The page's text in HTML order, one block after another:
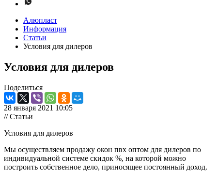
Алюпласт
Информация
Статьи
Условия для дилеров
Условия для дилеров
Поделиться
28 января 2021 10:05
// Статьи
Условия для дилеров
Мы осуществляем продажу окон пвх оптом для дилеров по
индивидуальной системе скидок %, на которой можно
построить собственное дело, приносящее постоянный доход.